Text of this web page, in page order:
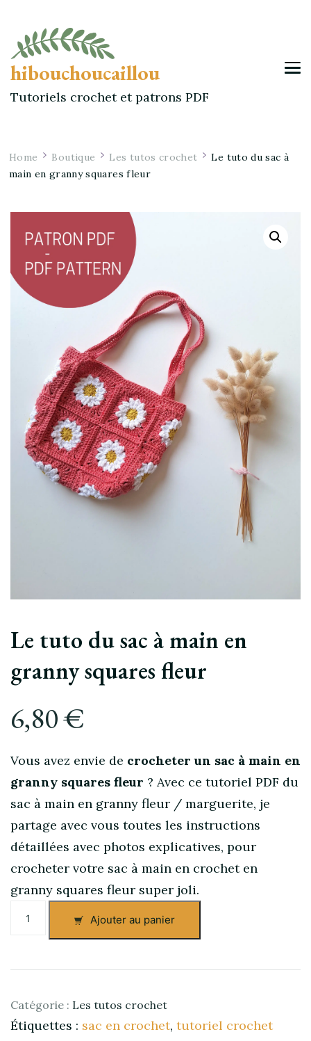
hibouchoucaillou
Tutoriels crochet et patrons PDF
Home Boutique Les tutos crochet
Le tuto du sac à
main en granny squares fleur
Le tuto du sac à main en
granny squares fleur
6,80€
Vous avez envie de crocheter un sac à main en
granny squares fleur ? Avec ce tutoriel PDF du
sac à main en granny fleur / marguerite, je
partage avec vous toutes les instructions
détaillées avec photos explicatives, pour
crocheter votre sac à main en crochet en
granny squares fleur super joli.
du
à
main
Ajouter au panier
Catégorie : Les tutos crochet
Étiquettes : sac en crochet, tutoriel crochet